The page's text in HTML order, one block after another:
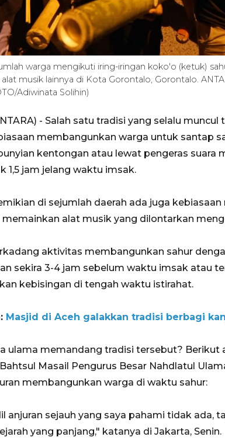
warga mengikuti iring-iringan koko'o (ketuk)
musik lainnya di Kota Gorontalo, Gorontalo.
Adiwinata Solihin)
- Salah satu tradisi yang selalu
membangunkan warga untuk santap
kentongan atau lewat pengeras suara
1,5 jam jelang waktu imsak.
di sejumlah daerah ada juga
alat musik yang dilontarkan
aktivitas membangunkan sahur
sekira 3-4 jam sebelum waktu imsak atau
kebisingan di tengah waktu istirahat.
Masjid di Aceh galakkan tradisi berbagi
ulama memandang tradisi tersebut? Berikut
Masail Pengurus Besar Nahdlatul
membangunkan warga di waktu sahur:
anjuran sejauh yang saya pahami tidak ada,
yang panjang," katanya di Jakarta, Senin.
Ibu